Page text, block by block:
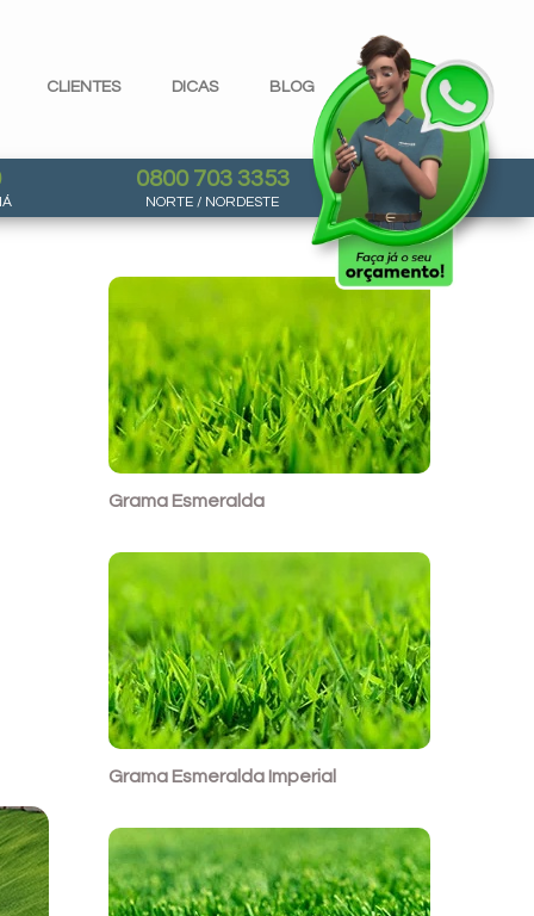
CLIENTES DICAS BLOG
0800 703 3353
NORTE / NORDESTE
Grama Esmeralda
Grama Esmeralda Imperial